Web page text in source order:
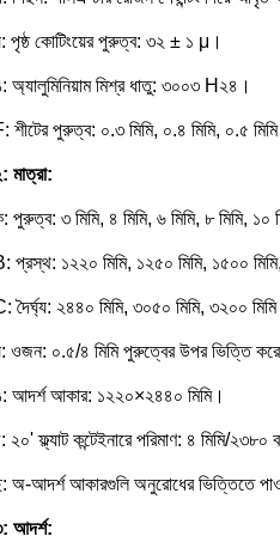
পৃষ্ঠ কোটিংয়ের পুরুত্ব: ৩২ ± ১ μ।
অ্যালুমিনিয়াম মিশ্র ধাতু: ৩০০৩ H২৪।
শীটের পুরুত্ব: ০.৩ মিমি, ০.৪ মিমি, ০.৫
মাত্রা:
পুরুত্ব: ৩ মিমি, ৪ মিমি, ৬ মিমি, ৮ মিমি, ১০
প্রস্থ: ১২২০ মিমি, ১২৫০ মিমি, ১৫০০
দৈর্ঘ্য: ২৪৪০ মিমি, ৩০৫০ মিমি, ৩২০০
ওজন: ০.৫/৪ মিমি পুরুত্বের উপর ভিত্তি করে
আদর্শ আকার: ১২২০×২৪৪০ মিমি।
২০' ফ্ল্যাট কন্টেইনারে পরিমাণ: ৪ মিমি/২৩৮০
অ-আদর্শ আকারগুলি অনুরোধের ভিত্তিতে
আদর্শ: